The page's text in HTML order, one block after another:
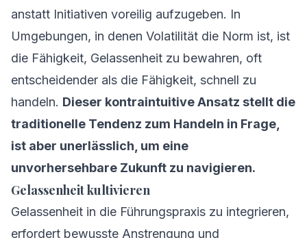
anstatt Initiativen voreilig aufzugeben. In
Umgebungen, in denen Volatilität die Norm ist, ist
die Fähigkeit, Gelassenheit zu bewahren, oft
entscheidender als die Fähigkeit, schnell zu
handeln. Dieser kontraintuitive Ansatz stellt die
traditionelle Tendenz zum Handeln in Frage,
ist aber unerlässlich, um eine
unvorhersehbare Zukunft zu navigieren.
Gelassenheit kultivieren
Gelassenheit in die Führungspraxis zu integrieren,
erfordert bewusste Anstrengung und